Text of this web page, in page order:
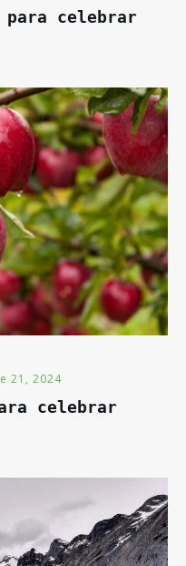
para celebrar
21, 2024
celebrar